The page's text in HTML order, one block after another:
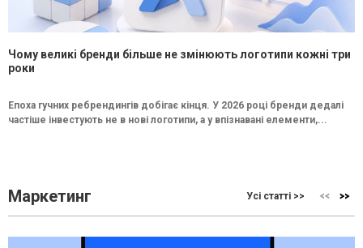
Чому великі бренди більше не змінюють логотипи кожні три
роки
Епоха гучних ребрендингів добігає кінця. У 2026 році бренди дедалі
частіше інвестують не в нові логотипи, а у впізнавані елементи,...
Маркетинг Усі статті >>